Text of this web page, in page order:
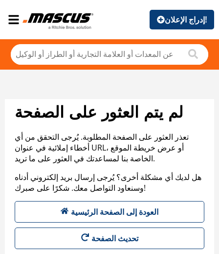
إدراج الإعلان!
لم يتم العثور على الصفحة
تعذر العثور على الصفحة المطلوبة. يُرجى التحقق من أي
أخطاء إملائية في عنوان URL، أو عرض خريطة الموقع
الخاصة بنا لمساعدتك في العثور على ما تريد.
هل لديك أي مشكلة أخرى؟ يُرجى إرسال بريد إلكتروني أدناه
وسنعاود التواصل معك. شكرًا على صبرك!
العودة إلى الصفحة الرئيسية
تحديث الصفحة